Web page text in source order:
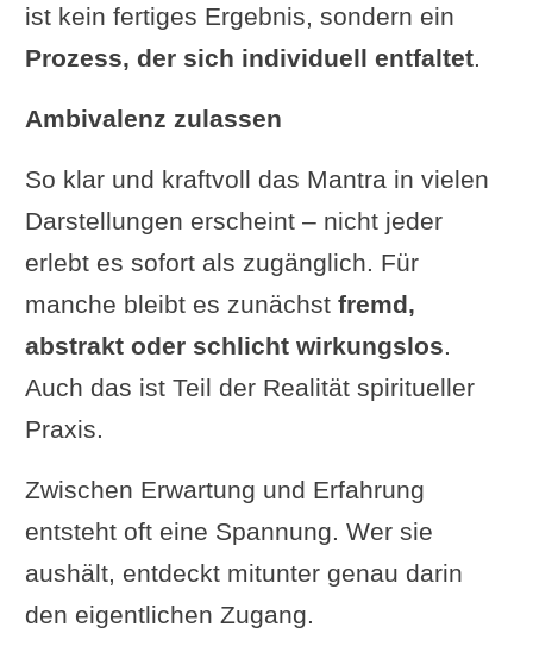
ist kein fertiges Ergebnis, sondern ein
Prozess, der sich individuell entfaltet.
Ambivalenz zulassen
So klar und kraftvoll das Mantra in vielen
Darstellungen erscheint – nicht jeder
erlebt es sofort als zugänglich. Für
manche bleibt es zunächst fremd,
abstrakt oder schlicht wirkungslos.
Auch das ist Teil der Realität spiritueller
Praxis.
Zwischen Erwartung und Erfahrung
entsteht oft eine Spannung. Wer sie
aushält, entdeckt mitunter genau darin
den eigentlichen Zugang.